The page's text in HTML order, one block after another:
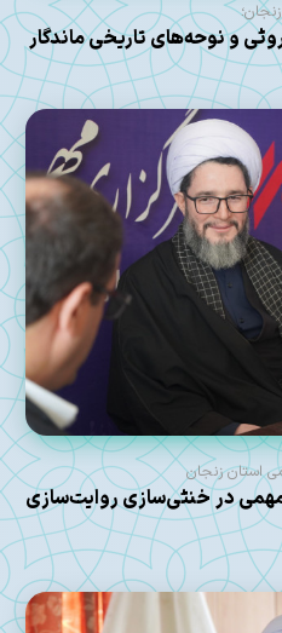
و نوحه‌های تاریخی ماندگار
استان زنجان
در خنثی‌سازی روایت‌سازی